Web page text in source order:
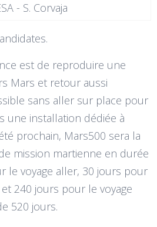
- S. Corvaja
est de reproduire une
Mars et retour aussi
sans aller sur place pour
une installation dédiée à
prochain, Mars500 sera la
mission martienne en durée
le voyage aller, 30 jours pour
240 jours pour le voyage
520 jours.